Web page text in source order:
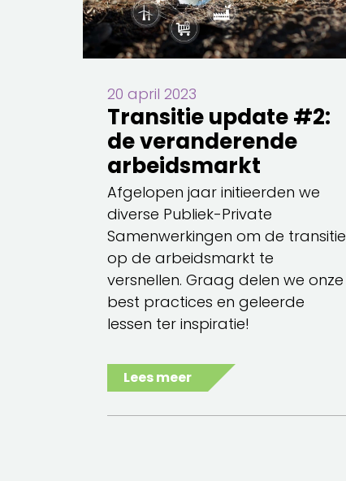
20 april 2023
Transitie update #2:
de veranderende
arbeidsmarkt
Afgelopen jaar initieerden we
diverse Publiek-Private
Samenwerkingen om de transitie
op de arbeidsmarkt te
versnellen. Graag delen we onze
best practices en geleerde
lessen ter inspiratie!
Lees meer